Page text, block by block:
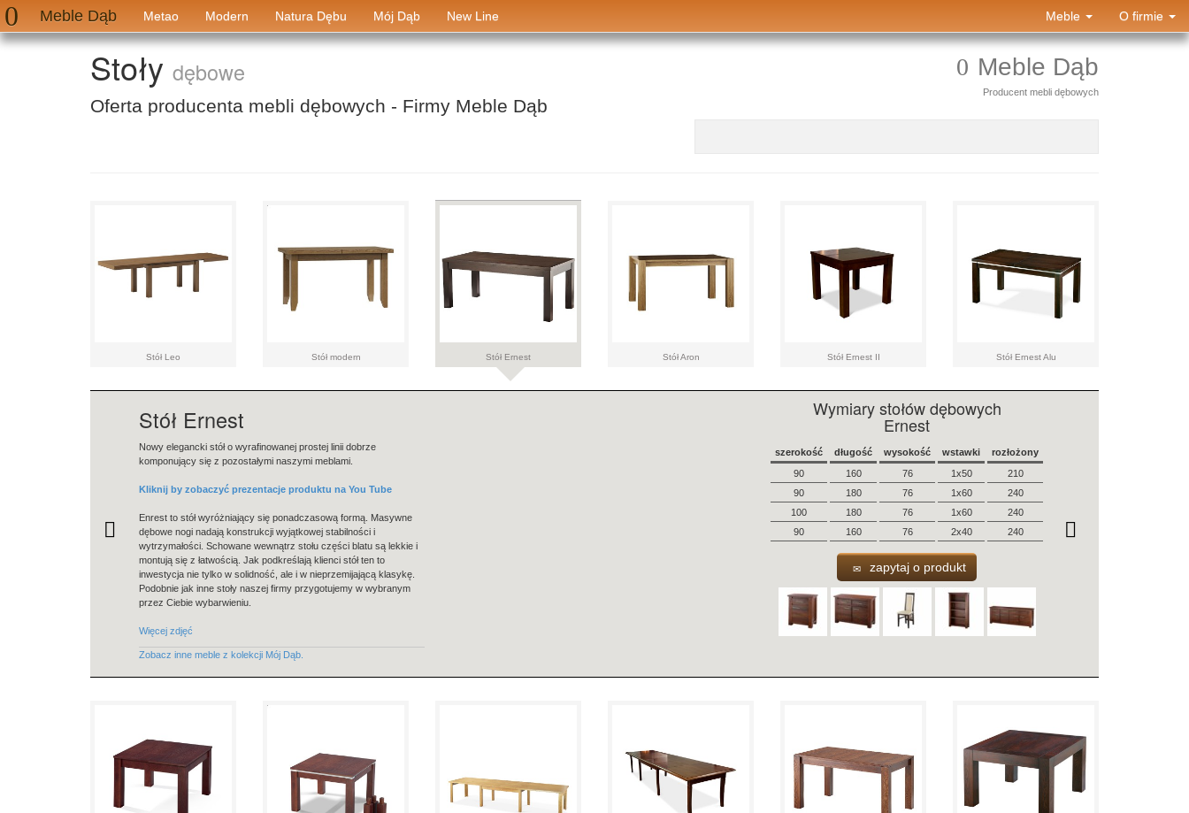
Meble Dąb Metao Modern Natura Dębu Mój Dąb New Line Meble O firmie
Stoły dębowe
Oferta producenta mebli dębowych - Firmy Meble Dąb
Meble Dąb
Producent mebli dębowych
Stół Leo Stół modern Stół Ernest Stół Aron Stół Ernest II Stół Ernest Alu
Stół Ernest
Nowy elegancki stół o wyrafinowanej prostej linii dobrze
komponujący się z pozostałymi naszymi meblami.
Kliknij by zobaczyć prezentacje produktu na You Tube
Enrest to stół wyróżniający się ponadczasową formą. Masywne
dębowe nogi nadają konstrukcji wyjątkowej stabilności i
wytrzymałości. Schowane wewnątrz stołu części blatu są lekkie i
montują się z łatwością. Jak podkreślają klienci stół ten to
inwestycja nie tylko w solidność, ale i w nieprzemijającą klasykę.
Podobnie jak inne stoły naszej firmy przygotujemy w wybranym
przez Ciebie wybarwieniu.
Więcej zdjęć
Zobacz inne meble z kolekcji Mój Dąb.
Wymiary stołów dębowych
Ernest
szerokość długość wysokość wstawki
rozłożony
90
160 76 1x50
210
90
180 76 1x60
240
100
180 76 1x60
240
90
160 76 2x40 240
zapytaj o produkt